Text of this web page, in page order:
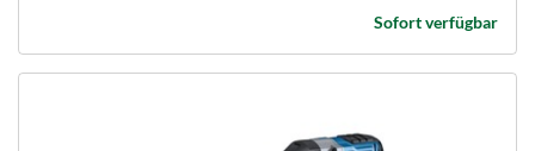
Sofort verfügbar